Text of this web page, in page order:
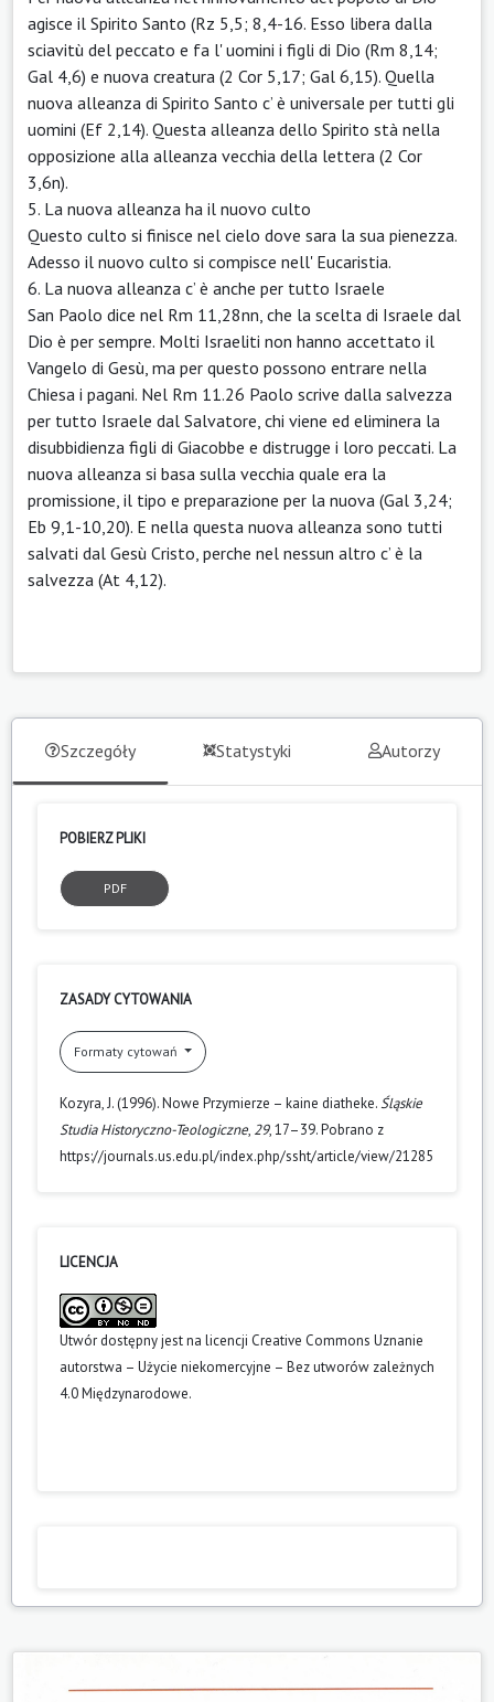
agisce il Spirito Santo (Rz 5,5; 8,4-16. Esso libera dalla
sciavitù del peccato e fa l' uomini i figli di Dio (Rm 8,14;
Gal 4,6) e nuova creatura (2 Cor 5,17; Gal 6,15). Quella
nuova alleanza di Spirito Santo c’ è universale per tutti gli
uomini (Ef 2,14). Questa alleanza dello Spirito stà nella
opposizione alla alleanza vecchia della lettera (2 Cor
3,6n).
5. La nuova alleanza ha il nuovo culto
Questo culto si finisce nel cielo dove sara la sua pienezza.
Adesso il nuovo culto si compisce nell' Eucaristia.
6. La nuova alleanza c’ è anche per tutto Israele
San Paolo dice nel Rm 11,28nn, che la scelta di Israele dal
Dio è per sempre. Molti Israeliti non hanno accettato il
Vangelo di Gesù, ma per questo possono entrare nella
Chiesa i pagani. Nel Rm 11.26 Paolo scrive dalla salvezza
per tutto Israele dal Salvatore, chi viene ed eliminera la
disubbidienza figli di Giacobbe e distrugge i loro peccati. La
nuova alleanza si basa sulla vecchia quale era la
promissione, il tipo e preparazione per la nuova (Gal 3,24;
Eb 9,1-10,20). E nella questa nuova alleanza sono tutti
salvati dal Gesù Cristo, perche nel nessun altro c’ è la
salvezza (At 4,12).
Szczegóły Statystyki Autorzy
POBIERZ PLIKI
PDF
ZASADY CYTOWANIA
Formaty cytowań
Kozyra, J. (1996). Nowe Przymierze – kaine diatheke.Śląskie
Studia Historyczno-Teologiczne, 29, 17–39. Pobrano z
https://journals.us.edu.pl/index.php/ssht/article/view/21285
LICENCJA
Utwór dostępny jest na licencji Creative Commons Uznanie
autorstwa – Użycie niekomercyjne – Bez utworów zależnych
4.0 Międzynarodowe.